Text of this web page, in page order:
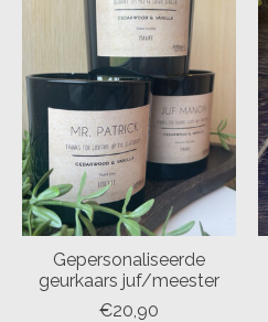
Gepersonaliseerde
geurkaars juf/meester
€20,90